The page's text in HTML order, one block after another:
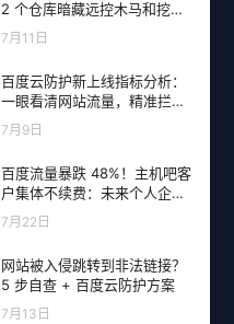
2 个仓库暗藏远控木马和挖矿
程序，开发者成目标
7月11日
百度云防护新上线指标分析：
一眼看清网站流量，精准拦截
恶意请求
7月9日
百度流量暴跌 48%！主机吧客
户集体不续费：未来个人企业
网站流量从哪里来？
7月22日
网站被入侵跳转到非法链接？
5 步自查 + 百度云防护方案
7月13日